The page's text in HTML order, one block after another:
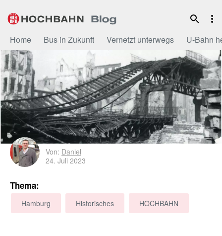
Inhalt
Home Bus in Zukunft Vernetzt unterwegs U-Bahn
Von: Daniel
24. Juli 2023
Thema:
Hamburg Historisches HOCHBAHN